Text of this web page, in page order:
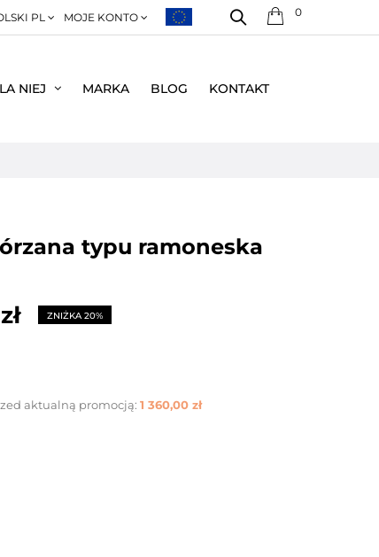
PL MOJE KONTO 0
NIEJ MARKA BLOG KONTAKT
typu ramoneska
ZNIŻKA 20%
aktualną promocją: 1 360,00 zł